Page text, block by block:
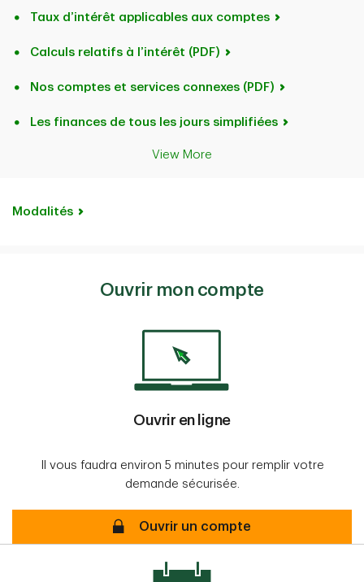
Taux d’intérêt applicables aux comptes
Calculs relatifs à l’intérêt (PDF)
Nos comptes et services connexes (PDF)
Les finances de tous les jours simplifiées
View More
Modalités
Ouvrir mon compte
Ouvrir en ligne
Il vous faudra environ 5 minutes pour remplir votre
demande sécurisée.
Sécurisé
Ouvrir un compte